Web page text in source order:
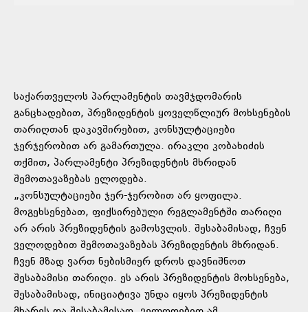
საქართველოს პარლამენტის თავმჯდომარის
განცხადებით, პრეზიდენტის ყოველწლიურ მოხსენების
თარიღთან დაკავშირებით, კონსულტაციები
ჯერჯერობით არ გამართულა. ირაკლი კობახიძის
თქმით, პარლამენტი პრეზიდენტის მხრიდან
შემოთავაზებას ელოდება.
„კონსულტაციები ჯერ-ჯერობით არ ყოფილა.
მოგეხსენებათ, ფიქსირებული რეგლამენტში თარიღი
არ არის პრეზიდენტის გამოსვლის. შესაბამისად, ჩვენ
ველოდებით შემოთავაზებას პრეზიდენტის მხრიდან.
ჩვენ მზად ვართ ნებისმიერ დროს დავნიშნოთ
შესაბამისი თარიღი. ეს არის პრეზიდენტის მოხსენება,
შესაბამისად, ინიციატივა უნდა იყოს პრეზიდენტის